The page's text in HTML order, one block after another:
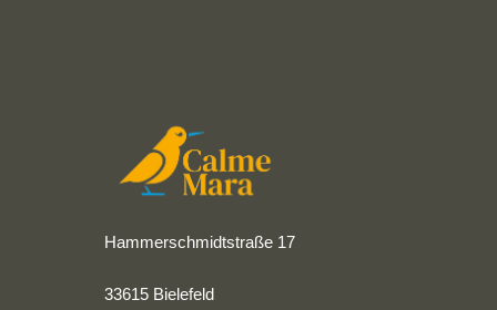
Hammerschmidtstraße 17
33615 Bielefeld